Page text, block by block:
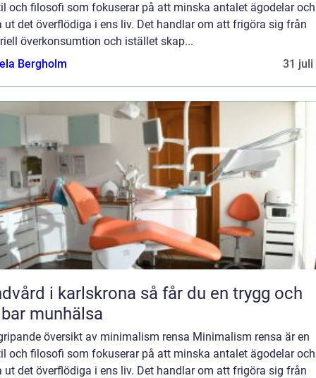
och filosofi som fokuserar på att minska antalet ägodelar och
ut det överflödiga i ens liv. Det handlar om att frigöra sig från
överkonsumtion och istället skap...
Bergholm
31 juli
i karlskrona så får du en trygg och
munhälsa
översikt av minimalism rensa Minimalism rensa är en
och filosofi som fokuserar på att minska antalet ägodelar och
ut det överflödiga i ens liv. Det handlar om att frigöra sig från